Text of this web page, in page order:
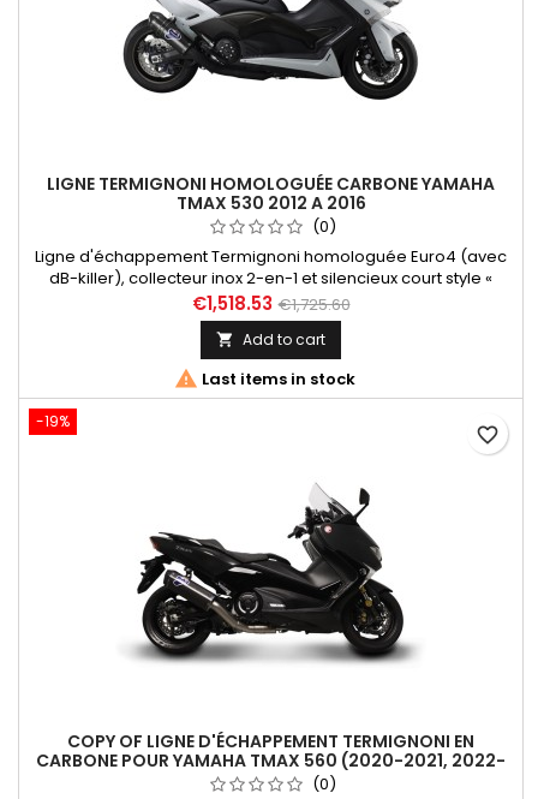
LIGNE TERMIGNONI HOMOLOGUÉE CARBONE YAMAHA
TMAX 530 2012 A 2016
(0)
Ligne d'échappement Termignoni homologuée Euro4 (avec
dB-killer), collecteur inox 2-en-1 et silencieux court style «
Relevance » (hexagonal) tout carbone pour Yamaha Tmax
530 (2012-2016).
€1,518.53 €1,725.60
 Add to cart
 Last items in stock
-19%
COPY OF LIGNE D'ÉCHAPPEMENT TERMIGNONI EN
CARBONE POUR YAMAHA TMAX 560 (2020-2021, 2022-
2024)
(0)
favorite_border